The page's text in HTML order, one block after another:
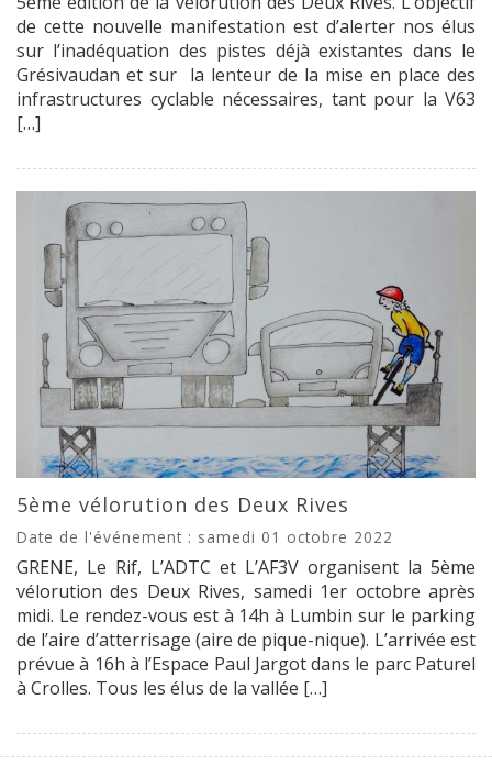
de cette nouvelle manifestation est d’alerter nos élus
sur l’inadéquation des pistes déjà existantes dans le
Grésivaudan et sur la lenteur de la mise en place des
infrastructures cyclable nécessaires, tant pour la V63
[…]
5ème vélorution des Deux Rives
Date de l'événement : samedi 01 octobre 2022
GRENE, Le Rif, L’ADTC et L’AF3V organisent la 5ème
vélorution des Deux Rives, samedi 1er octobre après
midi. Le rendez-vous est à 14h à Lumbin sur le parking
de l’aire d’atterrisage (aire de pique-nique). L’arrivée est
prévue à 16h à l’Espace Paul Jargot dans le parc Paturel
à Crolles. Tous les élus de la vallée […]